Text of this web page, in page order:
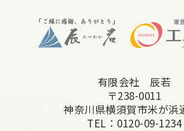
有限会社 辰若
〒238-0011
神奈川県横須賀市米が浜
TEL： 0120-09-1234